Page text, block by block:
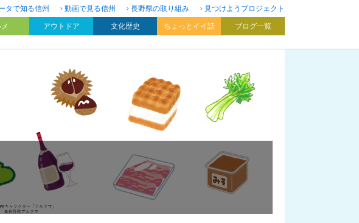
タで知る信州 動画で見る信州 長野県の取り組み
見つけようプロジェクト
アウトドア 文化歴史 ちょっとイイ話 ブログ一覧